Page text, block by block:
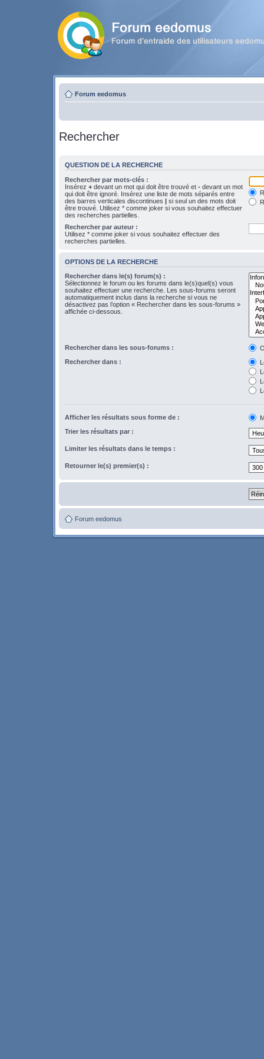
Forum eedomus
Rechercher
QUESTION DE LA RECHERCHE
Rechercher par mots-clés :
Insérez + devant un mot qui doit être trouvé et - devant un mot
qui doit être ignoré. Insérez une liste de mots séparés entre
des barres verticales discontinues | si seul un des mots doit
être trouvé. Utilisez * comme joker si vous souhaitez effectuer
des recherches partielles.
Rechercher par auteur :
Utilisez * comme joker si vous souhaitez effectuer des
recherches partielles.
OPTIONS DE LA RECHERCHE
Rechercher dans le(s) forum(s) :
Sélectionnez le forum ou les forums dans le(s)quel(s) vous
souhaitez effectuer une recherche. Les sous-forums seront
automatiquement inclus dans la recherche si vous ne
désactivez pas l’option « Rechercher dans les sous-forums »
affichée ci-dessous.
Rechercher dans les sous-forums :
Rechercher dans :
Afficher les résultats sous forme de :
Trier les résultats par :
Limiter les résultats dans le temps :
Retourner le(s) premier(s) :
Forum eedomus